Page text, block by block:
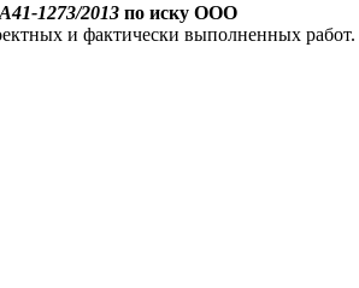
А41-1273/2013 по иску ООО
и фактически выполненных работ.